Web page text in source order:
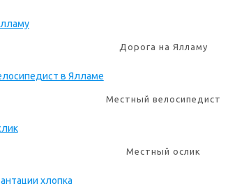
Дорога на Ялламу
Местный велосипедист
Местный ослик